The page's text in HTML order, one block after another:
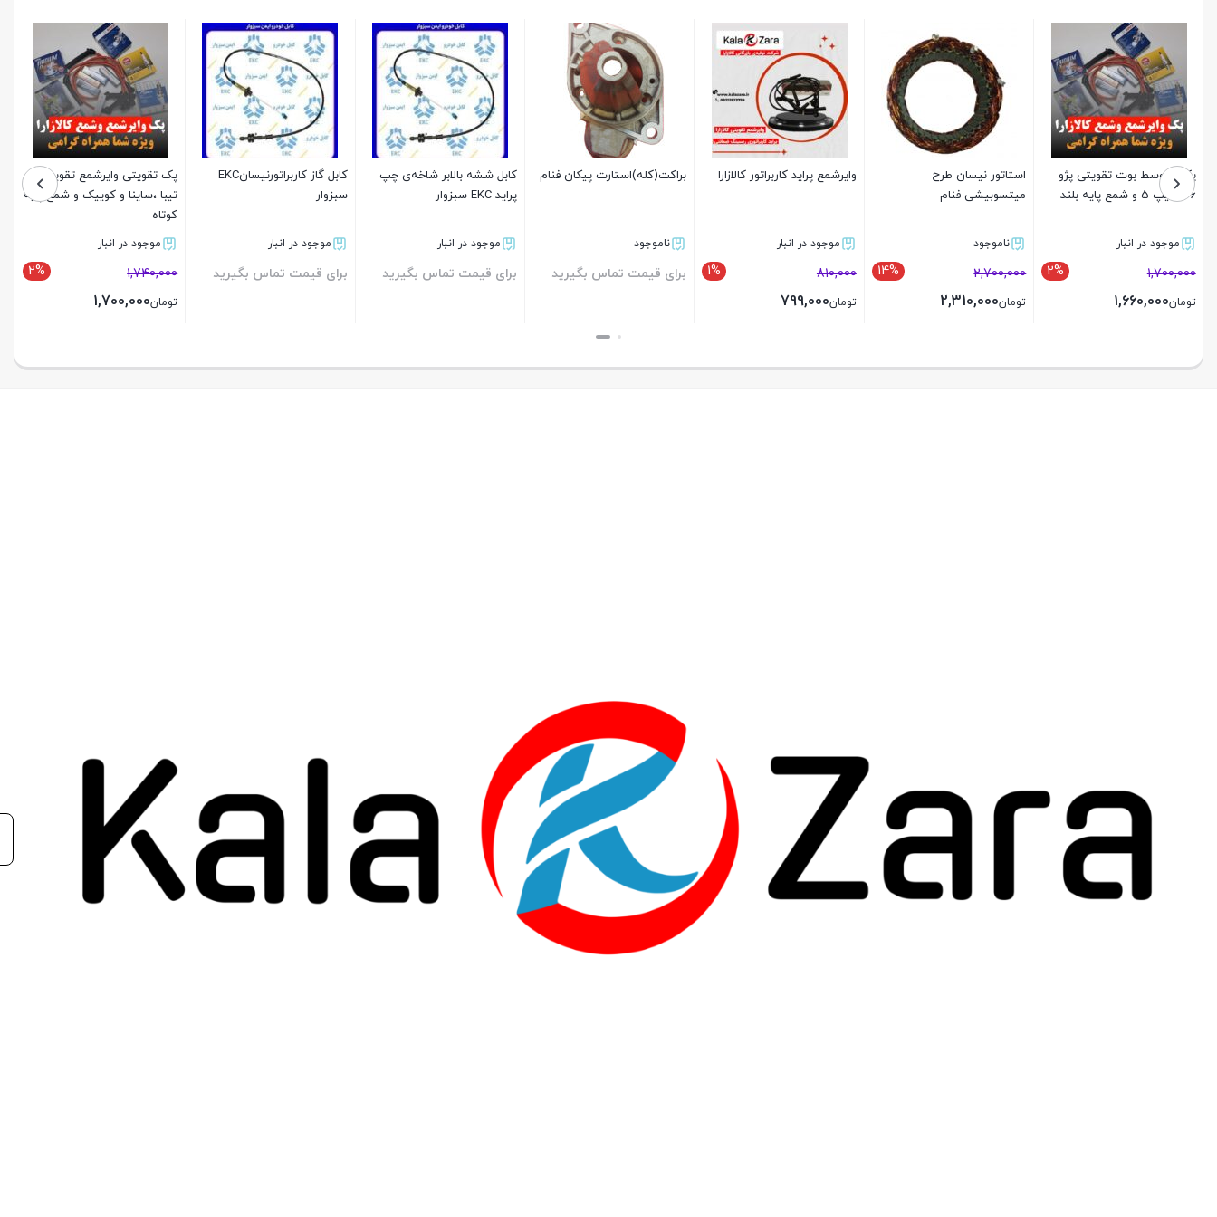
پک متوسط بوت تقویتی پژو
206 تیپ 5 و شمع پایه بلند
موجود در انبار
2% 1,700,000
تومان1,660,000
استاتور نیسان طرح
میتسوبیشی فنام
ناموجود
14% 2,700,000
تومان2,310,000
وایرشمع پراید کاربراتور کالازارا
موجود در انبار
1% 810,000
تومان799,000
براکت(کله)استارت پیکان فنام
ناموجود
برای قیمت تماس بگیرید
کابل ششه بالابر شاخه‌ی چپ
پراید EKC سبزوار
موجود در انبار
برای قیمت تماس بگیرید
کابل گاز کاربراتورنیسانEKC
سبزوار
موجود در انبار
برای قیمت تماس بگیرید
پک تقویتی وایرشمع تقویتی
تیبا ،ساینا و کوییک و شمع پایه
کوتاه
موجود در انبار
2% 1,740,000
تومان1,700,000